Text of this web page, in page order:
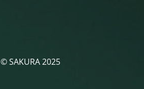
© SAKURA 2025